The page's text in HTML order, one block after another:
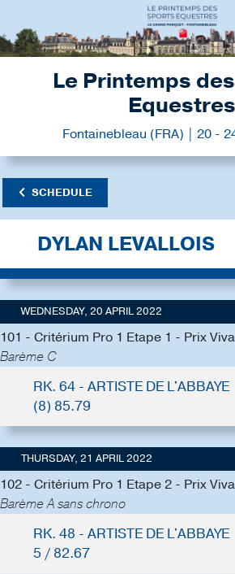
Le Printemps
Equestres
Fontainebleau (FRA) | 20 -
SCHEDULE
DYLAN LEVALLOIS
WEDNESDAY, 20 APRIL 2022
101 - Critérium Pro 1 Etape 1 - Prix
Barème C
RK. 64 - ARTISTE DE L'ABBAYE
(8) 85.79
THURSDAY, 21 APRIL 2022
102 - Critérium Pro 1 Etape 2 - Prix
Barème A sans chrono
RK. 48 - ARTISTE DE L'ABBAYE
5 / 82.67